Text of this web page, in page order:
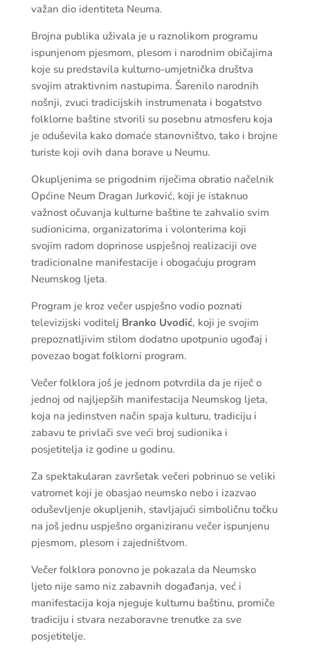
važan dio identiteta Neuma.
Brojna publika uživala je u raznolikom programu
ispunjenom pjesmom, plesom i narodnim običajima
koje su predstavila kulturno-umjetnička društva
svojim atraktivnim nastupima. Šarenilo narodnih
nošnji, zvuci tradicijskih instrumenata i bogatstvo
folklorne baštine stvorili su posebnu atmosferu koja
je oduševila kako domaće stanovništvo, tako i brojne
turiste koji ovih dana borave u Neumu.
Okupljenima se prigodnim riječima obratio načelnik
Općine Neum Dragan Jurković, koji je istaknuo
važnost očuvanja kulturne baštine te zahvalio svim
sudionicima, organizatorima i volonterima koji
svojim radom doprinose uspješnoj realizaciji ove
tradicionalne manifestacije i obogaćuju program
Neumskog ljeta.
Program je kroz večer uspješno vodio poznati
televizijski voditelj Branko Uvodić, koji je svojim
prepoznatljivim stilom dodatno upotpunio ugođaj i
povezao bogat folklorni program.
Večer folklora još je jednom potvrdila da je riječ o
jednoj od najljepših manifestacija Neumskog ljeta,
koja na jedinstven način spaja kulturu, tradiciju i
zabavu te privlači sve veći broj sudionika i
posjetitelja iz godine u godinu.
Za spektakularan završetak večeri pobrinuo se veliki
vatromet koji je obasjao neumsko nebo i izazvao
oduševljenje okupljenih, stavljajući simboličnu točku
na još jednu uspješno organiziranu večer ispunjenu
pjesmom, plesom i zajedništvom.
Večer folklora ponovno je pokazala da Neumsko
ljeto nije samo niz zabavnih događanja, već i
manifestacija koja njeguje kulturnu baštinu, promiče
tradiciju i stvara nezaboravne trenutke za sve
posjetitelje.